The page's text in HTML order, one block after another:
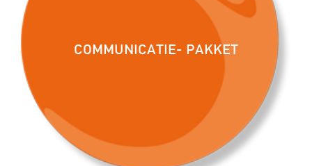
COMMUNICATIE- PAKKET